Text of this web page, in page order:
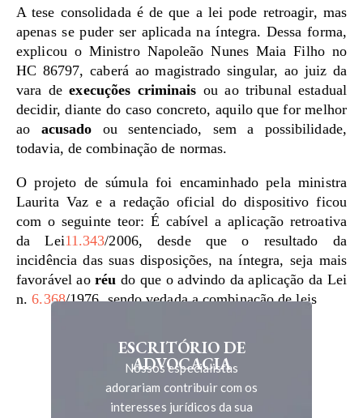
A tese consolidada é de que a lei pode retroagir, mas
apenas se puder ser aplicada na íntegra. Dessa forma,
explicou o Ministro Napoleão Nunes Maia Filho no
HC 86797, caberá ao magistrado singular, ao juiz da
vara deexecuções criminais ou ao tribunal estadual
decidir, diante do caso concreto, aquilo que for melhor
ao acusado ou sentenciado, sem a possibilidade,
todavia, de combinação de normas.
O projeto de súmula foi encaminhado pela ministra
Laurita Vaz e a redação oficial do dispositivo ficou
com o seguinte teor: É cabível a aplicação retroativa
da Lei11.343/2006, desde que o resultado da
incidência das suas disposições, na íntegra, seja mais
favorável aoréu do que o advindo da aplicação da Lei
n.6.368/1976, sendo vedada a combinação de leis
ESCRITÓRIO DE
ADVOCACIA
Nossos especialistas
adorariam contribuir com os
interesses jurídicos da sua